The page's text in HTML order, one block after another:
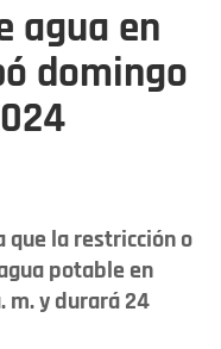
agua en
domingo
que la restricción o
potable en
m. y durará 24